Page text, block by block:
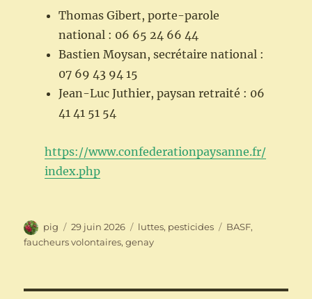
Thomas Gibert, porte-parole
national : 06 65 24 66 44
Bastien Moysan, secrétaire national :
07 69 43 94 15
Jean-Luc Juthier, paysan retraité : 06
41 41 51 54
https://www.confederationpaysanne.fr/
index.php
Auteur
pig
Publié
le
29 juin 2026 Catégories
luttes, pesticides Étiquettes
BASF,
faucheurs volontaires,genay